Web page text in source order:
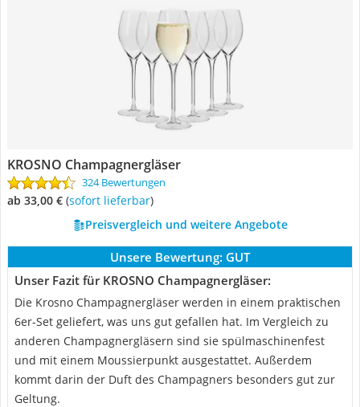
KROSNO Champagnergläser
324 Bewertungen
ab 33,00 € ( Sofort lieferbar)
Preisvergleich und weitere Angebote
Unsere Bewertung: GUT
Unser Fazit für KROSNO Champagnergläser:
Die Krosno Champagnergläser werden in einem praktischen
6er-Set geliefert, was uns gut gefallen hat. Im Vergleich zu
anderen Champagnergläsern sind sie spülmaschinenfest
und mit einem Moussierpunkt ausgestattet. Außerdem
kommt darin der Duft des Champagners besonders gut zur
Geltung.